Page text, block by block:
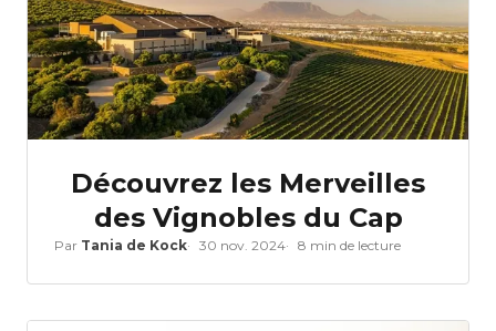
Découvrez les Merveilles
des Vignobles du Cap
Par Tania de Kock 30 nov. 2024 8 min de lecture